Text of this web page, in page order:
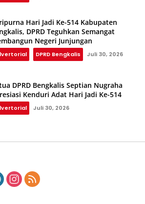
Hari Jadi Ke-514 Kabupaten
DPRD Teguhkan Semangat
Negeri Junjungan
DPRD Bengkalis Juli 30, 2026
DPRD Bengkalis Septian Nugraha
Kenduri Adat Hari Jadi Ke-514
Juli 30, 2026